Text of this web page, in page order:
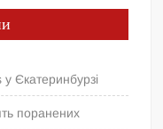
Єкатеринбурзі
поранених